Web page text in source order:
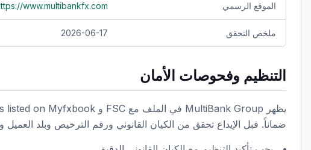
الموقع الرسمي www.multibankfx.com
ملخص التحقق 2026-06-17
التنظيم وفحوصات الأمان
ضماناً. قبل الإيداع تحقق من الكيان القانوني ورقم الترخيص وبلد العميل